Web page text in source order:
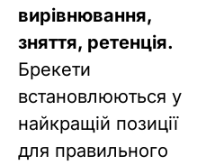
вирівнювання,
зняття, ретенція.
Брекети
встановлюються у
найкращій позиції
для правильного